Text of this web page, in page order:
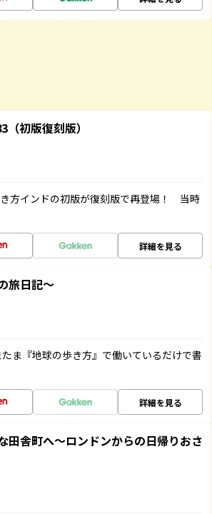
初版復刻版）
方インドの初版が復刻版で再登場！ 当時
詳細を見る
旅日記～
ま『地球の歩き方』で働いているだけで書
詳細を見る
田舎町へ～ロンドンからの日帰りおさ